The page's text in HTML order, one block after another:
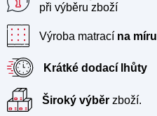
při výběru zboží
Výroba matrací na míru
Krátké dodací lhůty
Široký výběr zboží.